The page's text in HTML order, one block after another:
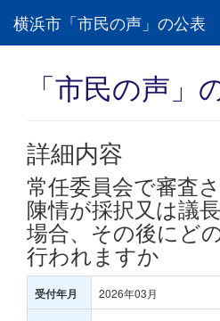
横浜市「市民の声」の公表
「市民の声」
詳細内容
常任委員会で審査
陳情が採択又は議
場合、その後にど
行われますか
受付年月 2026年03月